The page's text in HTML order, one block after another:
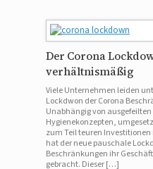
Der Corona
verhältnismäßig
Viele Unternehmen leiden
Lockdwon der Corona
Unabhängig von
Hygienekonzepten,
zum Teil teuren
hat der neue pauschale
Beschränkungen ihr
gebracht. Dieser […]